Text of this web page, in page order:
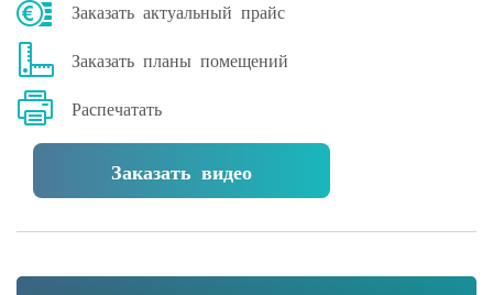
Заказать актуальный прайс
Заказать планы помещений
Распечатать
Заказать видео